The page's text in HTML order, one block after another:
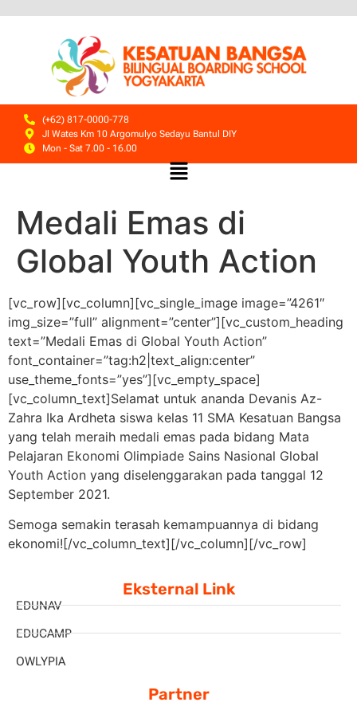
(+62) 817-0000-778
Jl Wates Km 10 Argomulyo Sedayu Bantul DIY
Mon - Sat 7.00 - 16.00
Medali Emas di
Global Youth Action
[vc_row][vc_column][vc_single_image image=”4261″
img_size=”full” alignment=”center”][vc_custom_heading
text=”Medali Emas di Global Youth Action”
font_container=”tag:h2|text_align:center”
use_theme_fonts=”yes”][vc_empty_space]
[vc_column_text]Selamat untuk ananda Devanis Az-
Zahra Ika Ardheta siswa kelas 11 SMA Kesatuan Bangsa
yang telah meraih medali emas pada bidang Mata
Pelajaran Ekonomi Olimpiade Sains Nasional Global
Youth Action yang diselenggarakan pada tanggal 12
September 2021.
Semoga semakin terasah kemampuannya di bidang
ekonomi![/vc_column_text][/vc_column][/vc_row]
Eksternal Link
EDUNAV
EDUCAMP
OWLYPIA
Partner